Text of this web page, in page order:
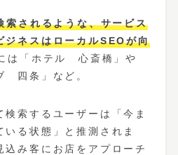
されるような、サービス
ジネスはローカルSEOが向
は「ホテル 心斎橋」や
四条」など。
索するユーザーは「今ま
る状態」と推測されま
込み客にお店をアプローチ